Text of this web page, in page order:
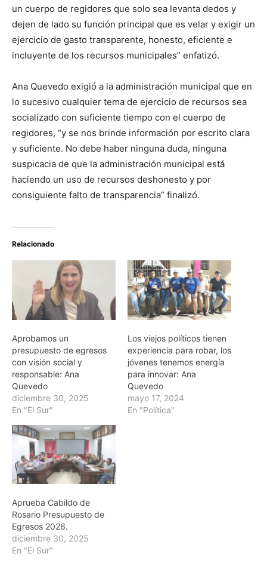
un cuerpo de regidores que solo sea levanta dedos y
dejen de lado su función principal que es velar y exigir un
ejercicio de gasto transparente, honesto, eficiente e
incluyente de los recursos municipales” enfatizó.
Ana Quevedo exigió a la administración municipal que en
lo sucesivo cualquier tema de ejercicio de recursos sea
socializado con suficiente tiempo con el cuerpo de
regidores, “y se nos brinde información por escrito clara
y suficiente. No debe haber ninguna duda, ninguna
suspicacia de que la administración municipal está
haciendo un uso de recursos deshonesto y por
consiguiente falto de transparencia” finalizó.
Relacionado
Aprobamos un
presupuesto de egresos
con visión social y
responsable: Ana
Quevedo
diciembre 30, 2025
En "El Sur"
Los viejos políticos tienen
experiencia para robar, los
jóvenes tenemos energía
para innovar: Ana
Quevedo
mayo 17, 2024
En "Política"
Aprueba Cabildo de
Rosario Presupuesto de
Egresos 2026.
diciembre 30, 2025
En "El Sur"